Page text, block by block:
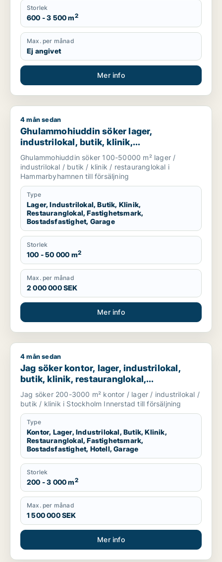
Storlek
600 - 3 500 m2
Max. per månad
Ej angivet
Mer info
Ghulammohiuddin söker lager, industrilokal, butik, klinik,
4 mån sedan
Ghulammohiuddin söker lager,
industrilokal, butik, klinik,
restauranglokal, fastighetsmark,
bostadsfastighet eller garage till salu i
Hammarbyhamnen
Ghulammohiuddin söker 100-50000 m² lager /
industrilokal / butik / klinik / restauranglokal i
Hammarbyhamnen till försäljning
Type
Lager, Industrilokal, Butik, Klinik,
Restauranglokal, Fastighetsmark,
Bostadsfastighet, Garage
Storlek
100 - 50 000 m2
Max. per månad
2 000 000 SEK
Mer info
Jag söker kontor, lager, industrilokal, butik, klinik,
4 mån sedan
Jag söker kontor, lager, industrilokal,
butik, klinik, restauranglokal,
fastighetsmark, bostadsfastighet, hotell
eller garage till salu i Stockholm
Innerstad
Jag söker 200-3000 m² kontor / lager / industrilokal /
butik / klinik i Stockholm Innerstad till försäljning
Type
Kontor, Lager, Industrilokal, Butik, Klinik,
Restauranglokal, Fastighetsmark,
Bostadsfastighet, Hotell, Garage
Storlek
200 - 3 000 m2
Max. per månad
1 500 000 SEK
Mer info